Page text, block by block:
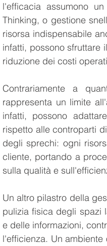
l'efficacia assumono
Thinking, o gestione
risorsa indispensabile
infatti, possono sfruttare
riduzione dei costi
Contrariamente a
rappresenta un limite
infatti, possono
rispetto alle controparti
degli sprechi: ogni
cliente, portando a
sulla qualità e
Un altro pilastro della
pulizia fisica degli spazi
e delle informazioni,
l'efficienza. Un